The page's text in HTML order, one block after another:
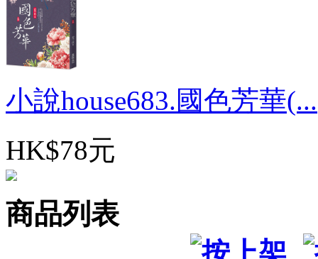
小說house683.國色芳華(...
HK$78元
商品列表